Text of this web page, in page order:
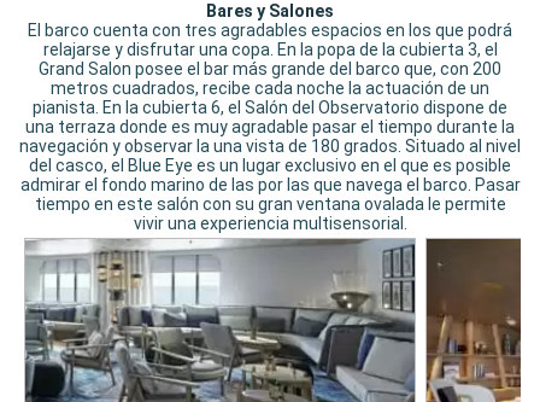
Bares y Salones
El barco cuenta con tres agradables espacios en los que podrá
relajarse y disfrutar una copa. En la popa de la cubierta 3, el
Grand Salon posee el bar más grande del barco que, con 200
metros cuadrados, recibe cada noche la actuación de un
pianista. En la cubierta 6, el Salón del Observatorio dispone de
una terraza donde es muy agradable pasar el tiempo durante la
navegación y observar la una vista de 180 grados. Situado al nivel
del casco, el Blue Eye es un lugar exclusivo en el que es posible
admirar el fondo marino de las por las que navega el barco. Pasar
tiempo en este salón con su gran ventana ovalada le permite
vivir una experiencia multisensorial.